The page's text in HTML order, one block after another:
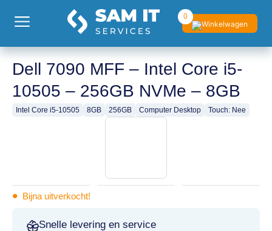
0
Dell 7090 MFF – Intel Core i5-
10505 – 256GB NVMe – 8GB
Intel Core i5-10505 8GB 256GB Computer Desktop Touch: Nee
• Bijna uitverkocht!
Snelle levering en service